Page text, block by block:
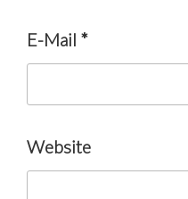
E-Mail *
Website